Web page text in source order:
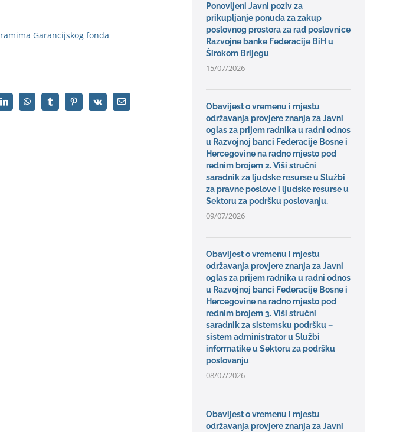
Garancijskog fonda
Ponovljeni Javni poziv za
prikupljanje ponuda za zakup
poslovnog prostora za rad poslovnice
Razvojne banke Federacije BiH u
Širokom Brijegu
15/07/2026
Obavijest o vremenu i mjestu
održavanja provjere znanja za Javni
oglas za prijem radnika u radni odnos
u Razvojnoj banci Federacije Bosne i
Hercegovine na radno mjesto pod
rednim brojem 2. Viši stručni
saradnik za ljudske resurse u Službi
za pravne poslove i ljudske resurse u
Sektoru za podršku poslovanju.
09/07/2026
Obavijest o vremenu i mjestu
održavanja provjere znanja za Javni
oglas za prijem radnika u radni odnos
u Razvojnoj banci Federacije Bosne i
Hercegovine na radno mjesto pod
rednim brojem 3. Viši stručni
saradnik za sistemsku podršku –
sistem administrator u Službi
informatike u Sektoru za podršku
poslovanju
08/07/2026
Obavijest o vremenu i mjestu
održavanja provjere znanja za Javni